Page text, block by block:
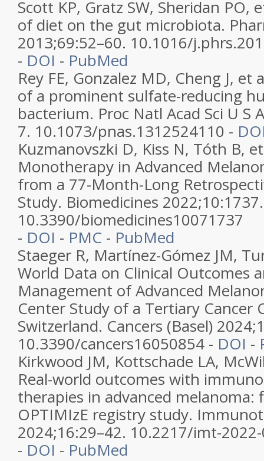
Scott KP, Gratz SW, Sheridan PO,
of diet on the gut microbiota.
2013;69:52–60. 10.1016/
- DOI - PubMed
Rey FE, Gonzalez MD, Cheng J, et
of a prominent sulfate-reducing
bacterium. Proc Natl Acad Sci U S
7. 10.1073/pnas.1312524110 -
Kuzmanovszki D, Kiss N, Tóth B,
Monotherapy in Advanced
from a 77-Month-Long
Study. Biomedicines 2022;10:1737.
10.3390/biomedicines10071737
- DOI - PMC - PubMed
Staeger R, Martínez-Gómez JM,
World Data on Clinical Outcomes
Management of Advanced
Center Study of a Tertiary Cancer
Switzerland. Cancers (Basel)
10.3390/cancers16050854 - DOI -
Kirkwood JM, Kottschade LA,
Real-world outcomes with
therapies in advanced
OPTIMIzE registry study.
2024;16:29–42. 10.2217/imt-
- DOI - PubMed